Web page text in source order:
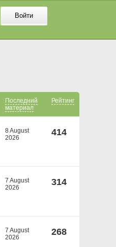
Войти
Последний
материал
Рейтинг
8 August
2026
414
7 August
2026
314
7 August
2026
268